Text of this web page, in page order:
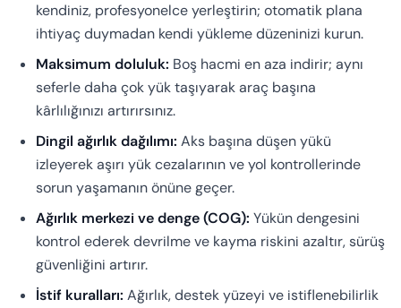
kendiniz, profesyonelce yerleştirin; otomatik plana
ihtiyaç duymadan kendi yükleme düzeninizi kurun.
Maksimum doluluk: Boş hacmi en aza indirir; aynı
seferle daha çok yük taşıyarak araç başına
kârlılığınızı artırırsınız.
Dingil ağırlık dağılımı: Aks başına düşen yükü
izleyerek aşırı yük cezalarının ve yol kontrollerinde
sorun yaşamanın önüne geçer.
Ağırlık merkezi ve denge (COG): Yükün dengesini
kontrol ederek devrilme ve kayma riskini azaltır, sürüş
güvenliğini artırır.
İstif kuralları: Ağırlık, destek yüzeyi ve istiflenebilirlik